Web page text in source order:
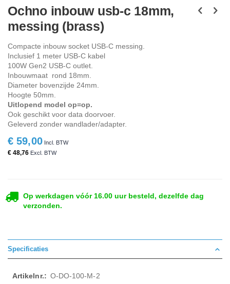
naar
het
begin
de
afbeeldingen-
gallerij
Ochno inbouw usb-c 18mm,
messing (brass)
Compacte inbouw socket USB-C messing.
Inclusief 1 meter USB-C kabel
100W Gen2 USB-C outlet.
Inbouwmaat rond 18mm.
Diameter bovenzijde 24mm.
Hoogte 50mm.
Uitlopend model op=op.
Ook geschikt voor data doorvoer.
Geleverd zonder wandlader/adapter.
€ 59,00
€ 48,76
Op werkdagen vóór 16.00 uur besteld, dezelfde dag
verzonden.
Specificaties
Meer
O-DO-100-M-2